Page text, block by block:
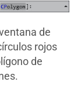
de
rojos
de